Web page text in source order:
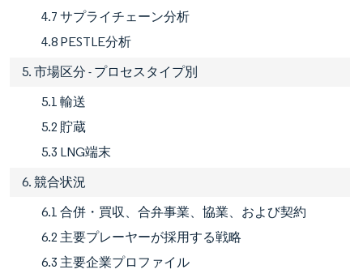
4.7 サプライチェーン分析
4.8 PESTLE分析
5. 市場区分 - プロセスタイプ別
5.1 輸送
5.2 貯蔵
5.3 LNG端末
6. 競合状況
6.1 合併・買収、合弁事業、協業、および契約
6.2 主要プレーヤーが採用する戦略
6.3 主要企業プロファイル